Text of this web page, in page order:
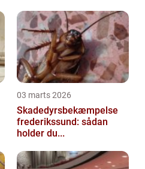
03 marts 2026
Skadedyrsbekæmpelse
frederikssund: sådan
holder du...